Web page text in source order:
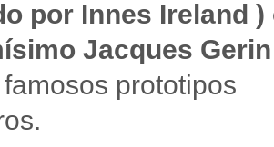
por Innes Ireland )
Jacques Gerin
prototipos